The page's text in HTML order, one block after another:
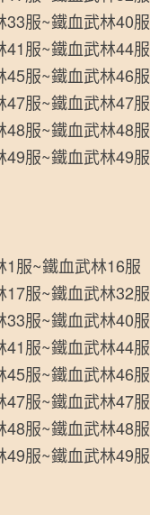
33服~鐵血武林40服
41服~鐵血武林44服
45服~鐵血武林46服
47服~鐵血武林47服
48服~鐵血武林48服
49服~鐵血武林49服
1服~鐵血武林16服
17服~鐵血武林32服
33服~鐵血武林40服
41服~鐵血武林44服
45服~鐵血武林46服
47服~鐵血武林47服
48服~鐵血武林48服
49服~鐵血武林49服